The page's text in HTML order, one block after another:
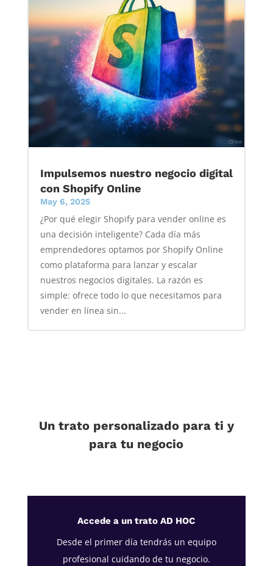
Impulsemos nuestro negocio digital
con Shopify Online
May 6, 2025
¿Por qué elegir Shopify para vender online es
una decisión inteligente? Cada día más
emprendedores optamos por Shopify Online
como plataforma para lanzar y escalar
nuestros negocios digitales. La razón es
simple: ofrece todo lo que necesitamos para
vender en línea sin...
Un trato personalizado para ti y
para tu negocio
Accede a un trato AD HOC
Desde el primer día tendrás un equipo
profesional cuidando de tu negocio.